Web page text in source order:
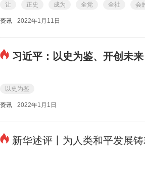
让 正史 成为 全党 全社 会
资讯 2022年1月11日
习近平：以史为鉴、开创未
以史为鉴
资讯 2022年1月1日
新华述评丨为人类和平发展